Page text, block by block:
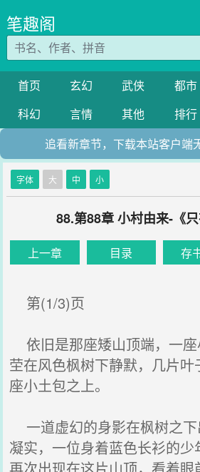
笔趣阁
首页 玄幻 武侠 都市
科幻
言情 其他 排行
追看新章节，下载本站客户端
字体 大 中 小
88.第88章 小村由来-《只
上一章 目录 存
第(1/3)页
依旧是那座矮山顶端，一
茔在风色枫树下静默，几片
座小土包之上。
一道虚幻的身影在枫树之
凝实，一位身着蓝色长衫的